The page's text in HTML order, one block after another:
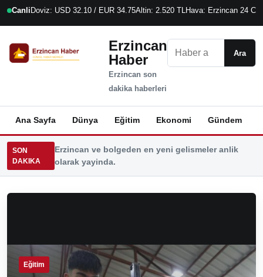
Canli Doviz: USD 32.10 / EUR 34.75Altin: 2.520 TLHava: Erzincan 24 C
Erzincan
Haber
Erzincan son
dakika haberleri
Ara
Ana Sayfa Dünya Eğitim Ekonomi Gündem
SON
DAKIKA
Erzincan ve bolgeden en yeni gelismeler anlik
olarak yayinda.
Eğitim